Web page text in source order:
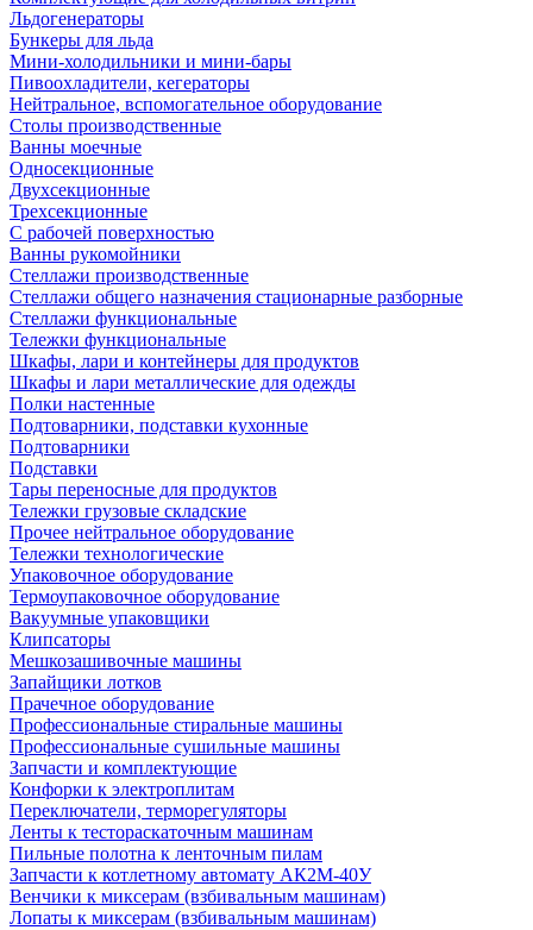
Льдогенераторы
Бункеры для льда
Мини-холодильники и мини-бары
Пивоохладители, кегераторы
Нейтральное, вспомогательное оборудование
Столы производственные
Ванны моечные
Односекционные
Двухсекционные
Трехсекционные
С рабочей поверхностью
Ванны рукомойники
Стеллажи производственные
Стеллажи общего назначения стационарные разборные
Стеллажи функциональные
Тележки функциональные
Шкафы, лари и контейнеры для продуктов
Шкафы и лари металлические для одежды
Полки настенные
Подтоварники, подставки кухонные
Подтоварники
Подставки
Тары переносные для продуктов
Тележки грузовые складские
Прочее нейтральное оборудование
Тележки технологические
Упаковочное оборудование
Термоупаковочное оборудование
Вакуумные упаковщики
Клипсаторы
Мешкозашивочные машины
Запайщики лотков
Прачечное оборудование
Профессиональные стиральные машины
Профессиональные сушильные машины
Запчасти и комплектующие
Конфорки к электроплитам
Переключатели, терморегуляторы
Ленты к тестораскаточным машинам
Пильные полотна к ленточным пилам
Запчасти к котлетному автомату АК2М-40У
Венчики к миксерам (взбивальным машинам)
Лопаты к миксерам (взбивальным машинам)